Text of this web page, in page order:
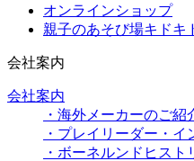
オンラインショップ
親子のあそび場キドキ
会社案内
会社案内
・海外メーカーのご紹
・プレイリーダー・イ
・ボーネルンドヒスト